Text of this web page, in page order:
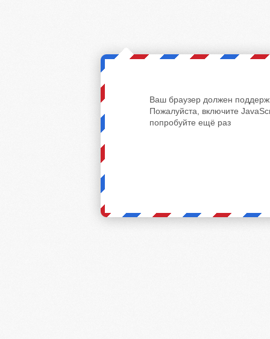
Ваш браузер должен
Пожалуйста, включите
попробуйте ещё раз